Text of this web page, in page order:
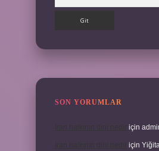
SON YORUMLAR
için
için